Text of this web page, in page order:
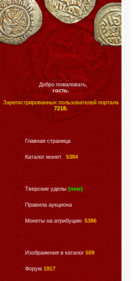
Добро пожаловать,
гость.
Зарегистрированных пользователей портала
7218.
Главная страница
Каталог монет 5384
Тверские уделы (new)
Правила аукциона
Монеты на атрибуцию 5386
Изображения в каталог 509
Форум 1917